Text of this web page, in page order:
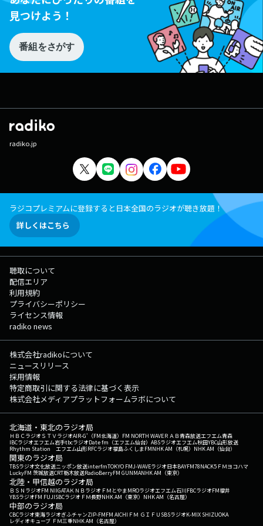
見つけよう！
番組をさがす
radiko.jp
ラジコプレミアムに登録すると日本全国のラジオが聴き放題！
詳しくはこちら
聴取について
配信エリア
利用規約
プライバシーポリシー
ライセンス情報
radiko news
株式会社radikoについて
ニュースリリース
採用情報
特定商取引に関する法律に基づく表示
株式会社メディアプラットフォームラボについて
北海道・東北のラジオ局
ＨＢＣラジオＳＴＶラジオAIR-G'（FM北海道） FM NORTH WAVEＲＡＢ青森放送エフエム青森
IBCラジオエフエム岩手tbcラジオDate fm（エフエム仙台） ABSラジオエフエム秋田YBC山形放送
Rhythm Station エフエム山形RFCラジオ福島ふくしまFMNHK AM（札幌） NHK AM（仙台）
関東のラジオ局
TBSラジオ文化放送ニッポン放送interfmTOKYO FMJ-WAVEラジオ日本BAYFM78NACK5 ＦＭヨコハマ
LuckyFM 茨城放送CRT栃木放送RadioBerryFM GUNMANHK AM（東京）
北陸・甲信越のラジオ局
ＢＳＮラジオFM NIIGATAＫＮＢラジオ ＦＭとやまMROラジオエフエム石川FBCラジオFM福井
YBSラジオFM FUJISBCラジオ ＦＭ長野NHK AM（東京） NHK AM（名古屋）
中部のラジオ局
CBCラジオ東海ラジオぎふチャンZIP-FMFM AICHI ＦＭ ＧＩＦＵ SBSラジオK-MIX SHIZUOKA
レディオキューブ ＦＭ三重NHK AM（名古屋）